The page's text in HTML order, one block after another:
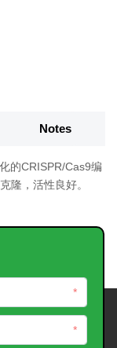
Notes
的CRISPR/Cas9编
隆，活性良好。
*
*